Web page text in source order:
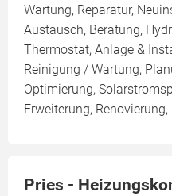
Wartung, Reparatur,
Austausch, Beratung,
Thermostat, Anlage &
Reinigung / Wartung,
Optimierung,
Erweiterung,
Pries -